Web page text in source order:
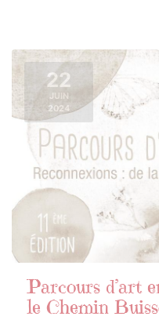
22
JUIN
2024
Parcours d’art
le Chemin